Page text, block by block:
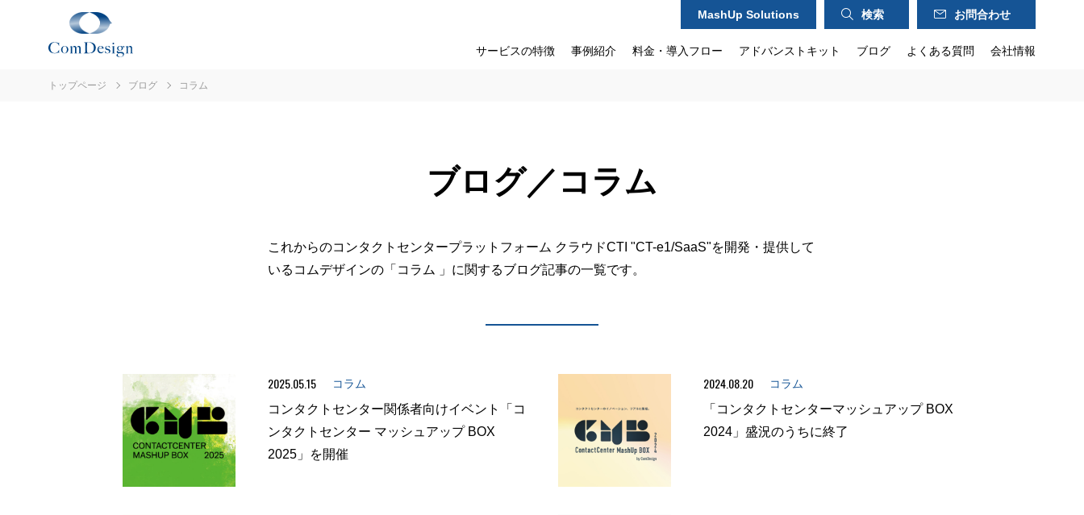
MashUp Solutions 検索 お問合わせ
サービスの特徴 事例紹介 料金・導入フロー アドバンストキット ブログ よくある質問 会社情報
トップページ ブログ コラム
ブログ／コラム
これからのコンタクトセンタープラットフォーム クラウドCTI "CT-e1/SaaS"を開発・提供して
いるコムデザインの「コラム 」に関するブログ記事の一覧です。
2025.05.15 コラム
コンタクトセンター関係者向けイベント「コ
ンタクトセンター マッシュアップ BOX
2025」を開催
2024.08.20 コラム
「コンタクトセンターマッシュアップ BOX
2024」盛況のうちに終了